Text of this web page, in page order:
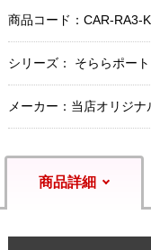
商品コード： CAR-RA3-
シリーズ： そららポー
メーカー：当店オリジナ
商品詳細